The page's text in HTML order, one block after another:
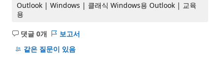
Outlook | Windows | 클래식 Windows용 Outlook | 교육
용
댓글 0개
설
명
보고서
같은 질문이 있음